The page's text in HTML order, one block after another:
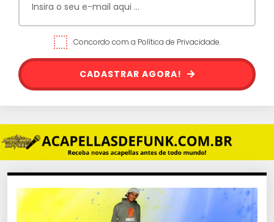
Concordo com a Política de Privacidade.
CADASTRAR AGORA!